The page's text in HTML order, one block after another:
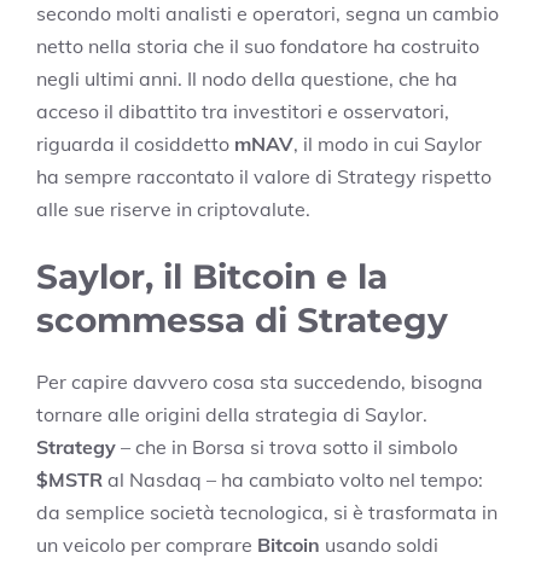
secondo molti analisti e operatori, segna un cambio
netto nella storia che il suo fondatore ha costruito
negli ultimi anni. Il nodo della questione, che ha
acceso il dibattito tra investitori e osservatori,
riguarda il cosiddetto mNAV, il modo in cui Saylor
ha sempre raccontato il valore di Strategy rispetto
alle sue riserve in criptovalute.
Saylor, il Bitcoin e la
scommessa di Strategy
Per capire davvero cosa sta succedendo, bisogna
tornare alle origini della strategia di Saylor.
Strategy – che in Borsa si trova sotto il simbolo
$MSTR al Nasdaq – ha cambiato volto nel tempo:
da semplice società tecnologica, si è trasformata in
un veicolo per comprare Bitcoin usando soldi